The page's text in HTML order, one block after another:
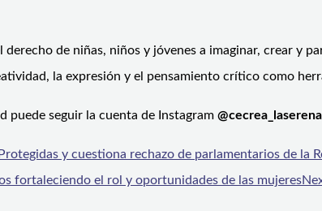
de niñas, niños y jóvenes a imaginar, crear y
la expresión y el pensamiento crítico como
puede seguir la cuenta de Instagram @cecrea_laserena
y cuestiona rechazo de parlamentarios de la
fortaleciendo el rol y oportunidades de las mujeres